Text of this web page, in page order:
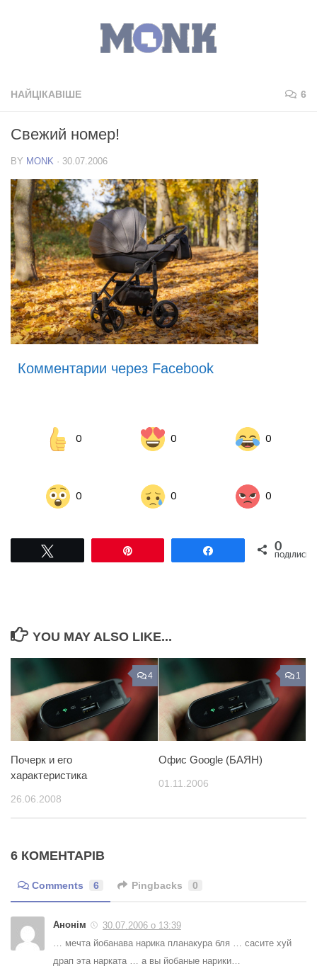
НАЙЦІКАВІШЕ 6
Свежий номер!
BY MONK · 30.07.2006
Комментарии через Facebook
0 0 0
0 0 0
Поділитися0
ПОДІЛИСЬ
YOU MAY ALSO LIKE...
4
Почерк и его
характеристика
26.06.2008
1
Офис Google (БАЯН)
01.11.2006
6 КОМЕНТАРІВ
Comments 6 Pingbacks 0
Анонім
30.07.2006 о 13:39
… мечта йобанава нарика планакура бля … сасите хуй
драп эта нарката … а вы йобаные нарики…